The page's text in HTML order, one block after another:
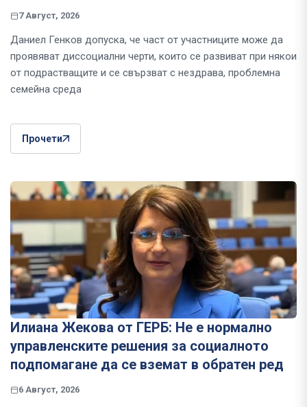
7 Август, 2026
Даниел Генков допуска, че част от участниците може да
проявяват диссоциални черти, които се развиват при някои
от подрастващите и се свързват с нездрава, проблемна
семейна среда
Прочети
Илиана Жекова от ГЕРБ: Не е нормално
управленските решения за социалното
подпомагане да се вземат в обратен ред
6 Август, 2026